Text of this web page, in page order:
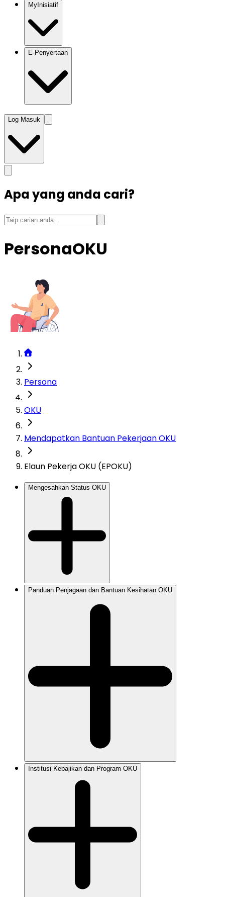
MyInisiatif
E-Penyertaan
Log Masuk
Apa yang anda cari?
PersonaOKU
Persona
OKU
Mendapatkan Bantuan Pekerjaan OKU
Elaun Pekerja OKU (EPOKU)
Mengesahkan Status OKU
Panduan Penjagaan dan Bantuan Kesihatan OKU
Institusi Kebajikan dan Program OKU